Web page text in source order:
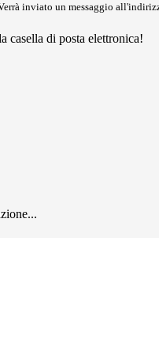
inviato un messaggio
casella di posta elettronica!